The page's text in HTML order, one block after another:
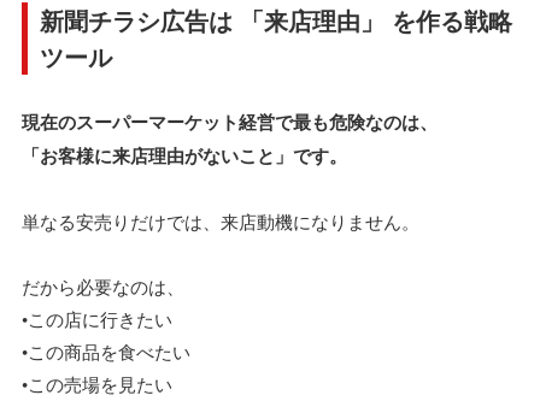
新聞チラシ広告は 「来店理由」 を作る戦略
ツール
現在のスーパーマーケット経営で最も危険なのは、
「お客様に来店理由がないこと」です。
単なる安売りだけでは、来店動機になりません。
だから必要なのは、
•この店に行きたい
•この商品を食べたい
•この売場を見たい